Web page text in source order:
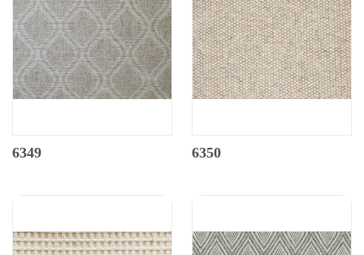
6349 6350